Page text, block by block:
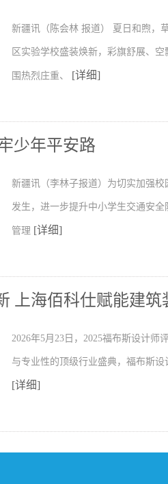
新疆讯（陈会林 报道） 夏日和煦，
区实验学校盛装焕新，彩旗舒展、
围热烈庄重、 [详细]
少年平安路
新疆讯（李林子报道）为切实加强
发生，进一步提升中小学生交通安
管理 [详细]
上海佰科仕赋能建
2026年5月23日，2025福布斯设计
与专业性的顶级行业盛典，福布斯
[详细]